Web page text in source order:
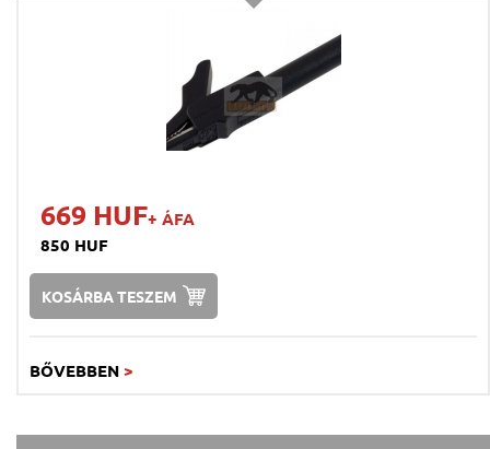
669 HUF+ ÁFA
850 HUF
KOSÁRBA TESZEM
BŐVEBBEN >